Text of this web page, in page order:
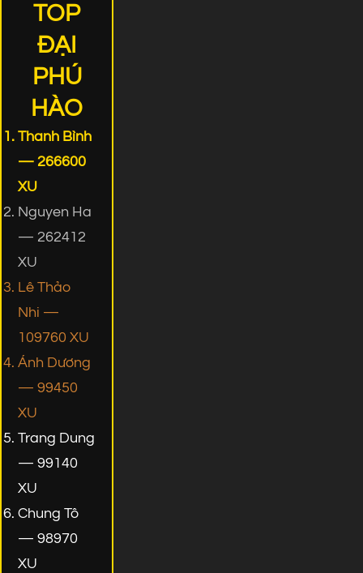
TOP
ĐẠI
PHÚ
HÀO
Thanh Bình
— 266600
XU
Nguyen Ha
— 262412
XU
Lê Thảo
Nhi —
109760 XU
Ánh Dương
— 99450
XU
Trang Dung
— 99140
XU
Chung Tô
— 98970
XU